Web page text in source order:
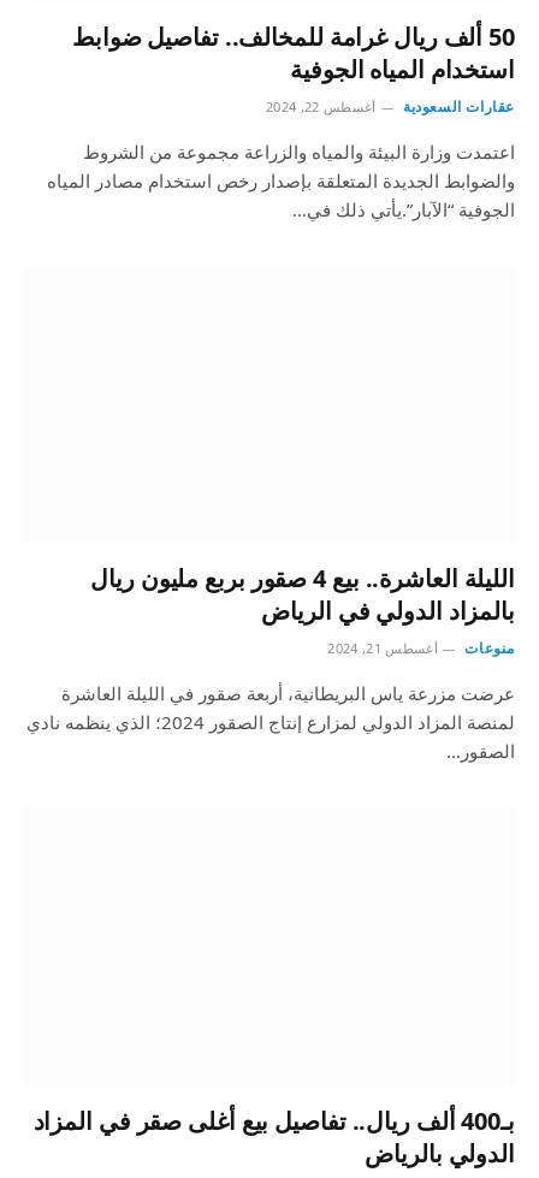
50 ألف ريال غرامة للمخالف.. تفاصيل ضوابط
استخدام المياه الجوفية
عقارات السعودية أغسطس 22, 2024
اعتمدت وزارة البيئة والمياه والزراعة مجموعة من الشروط
والضوابط الجديدة المتعلقة بإصدار رخص استخدام مصادر المياه
الجوفية “الآبار”.يأتي ذلك في…
الليلة العاشرة.. بيع 4 صقور بربع مليون ريال
بالمزاد الدولي في الرياض
منوعات أغسطس 21, 2024
عرضت مزرعة ياس البريطانية، أربعة صقور في الليلة العاشرة
لمنصة المزاد الدولي لمزارع إنتاج الصقور 2024؛ الذي ينظمه نادي
الصقور…
بـ400 ألف ريال.. تفاصيل بيع أغلى صقر في المزاد
الدولي بالرياض